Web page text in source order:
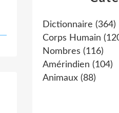
Dictionnaire (364)
Corps Humain
Nombres (116)
Amérindien (104)
Animaux (88)